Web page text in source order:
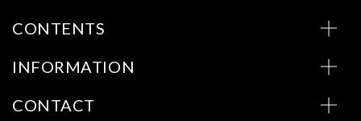
CONTENTS
INFORMATION
CONTACT